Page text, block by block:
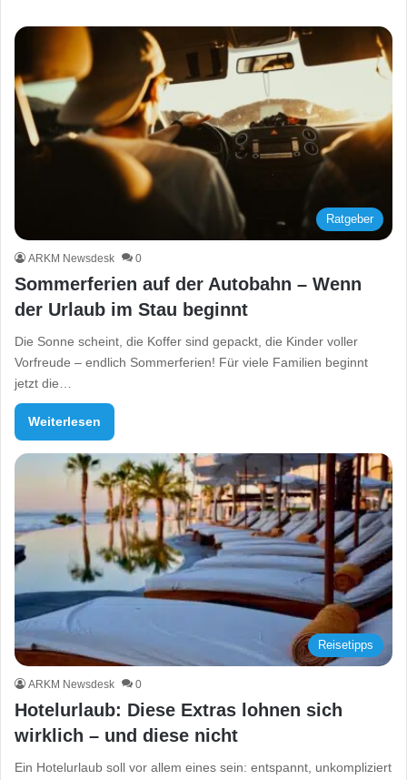
Ratgeber
ARKM Newsdesk 0
Sommerferien auf der Autobahn – Wenn
der Urlaub im Stau beginnt
Die Sonne scheint, die Koffer sind gepackt, die Kinder voller
Vorfreude – endlich Sommerferien! Für viele Familien beginnt
jetzt die…
Weiterlesen
Reisetipps
ARKM Newsdesk 0
Hotelurlaub: Diese Extras lohnen sich
wirklich – und diese nicht
Ein Hotelurlaub soll vor allem eines sein: entspannt, unkompliziert